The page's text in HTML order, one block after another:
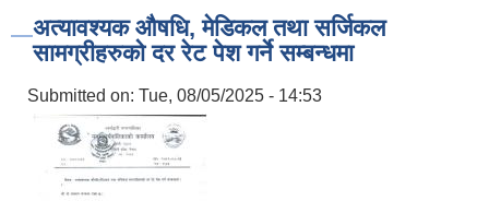
अत्यावश्यक औषधि, मेडिकल तथा सर्जिकल
सामग्रीहरुको दर रेट पेश गर्ने सम्बन्धमा
Submitted on: Tue, 08/05/2025 - 14:53